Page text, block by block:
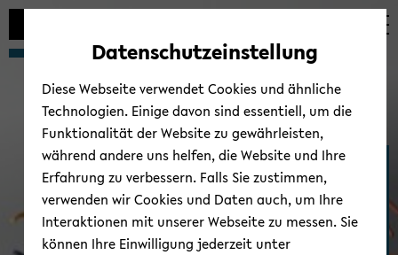
Automatische
vermeiden
zum
wechseln
zum
wechseln
zum
wechseln
Medizinische Fakul­tät
OWL
Datenschutzeinstellung
Diese Webseite verwendet Cookies und ähnliche
Technologien. Einige davon sind essentiell, um die
Funktionalität der Website zu gewährleisten,
während andere uns helfen, die Website und Ihre
Erfahrung zu verbessern. Falls Sie zustimmen,
verwenden wir Cookies und Daten auch, um Ihre
Interaktionen mit unserer Webseite zu messen. Sie
können Ihre Einwilligung jederzeit unter